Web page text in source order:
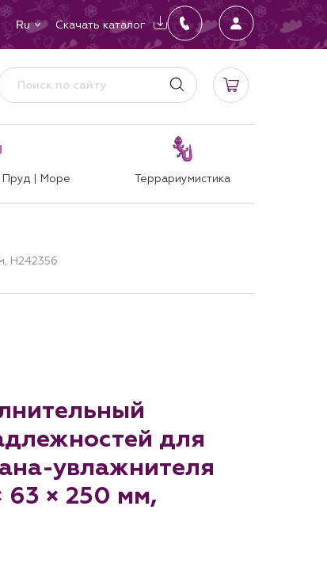
Ru Скачать каталог
Пруд | Море Террариумистика
H242356
для
увлажнителя
63 × 250 мм,